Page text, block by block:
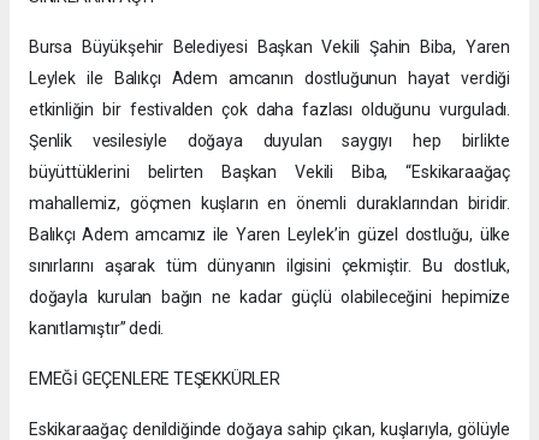
Bursa Büyükşehir Belediyesi Başkan Vekili Şahin Biba, Yaren
Leylek ile Balıkçı Adem amcanın dostluğunun hayat verdiği
etkinliğin bir festivalden çok daha fazlası olduğunu vurguladı.
Şenlik vesilesiyle doğaya duyulan saygıyı hep birlikte
büyüttüklerini belirten Başkan Vekili Biba, “Eskikaraağaç
mahallemiz, göçmen kuşların en önemli duraklarından biridir.
Balıkçı Adem amcamız ile Yaren Leylek’in güzel dostluğu, ülke
sınırlarını aşarak tüm dünyanın ilgisini çekmiştir. Bu dostluk,
doğayla kurulan bağın ne kadar güçlü olabileceğini hepimize
kanıtlamıştır” dedi.
EMEĞİ GEÇENLERE TEŞEKKÜRLER
Eskikaraağaç denildiğinde doğaya sahip çıkan, kuşlarıyla, gölüyle